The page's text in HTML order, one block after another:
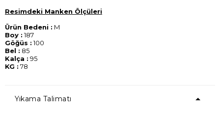
Resimdeki Manken Ölçüleri
Ürün Bedeni : M
Boy :187
Göğüs :100
Bel : 85
Kalça : 95
KG : 78
Yıkama Talimatı